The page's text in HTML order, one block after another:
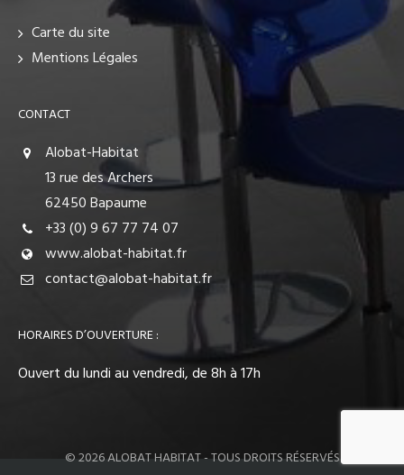
Carte du site
Mentions Légales
CONTACT
Alobat-Habitat
13 rue des Archers
62450 Bapaume
+33 (0) 9 67 77 74 07
www.alobat-habitat.fr
contact@alobat-habitat.fr
HORAIRES D’OUVERTURE :
Ouvert du lundi au vendredi, de 8h à 17h